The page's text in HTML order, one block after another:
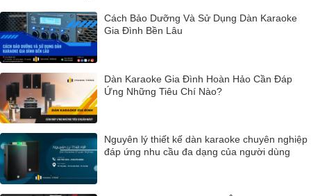
Cách Bảo Dưỡng Và Sử Dụng Dàn Karaoke
Gia Đình Bền Lâu
Dàn Karaoke Gia Đình Hoàn Hảo Cần Đáp
Ứng Những Tiêu Chí Nào?
Nguyên lý thiết kế dàn karaoke chuyên nghiệp
đáp ứng nhu cầu đa dạng của người dùng